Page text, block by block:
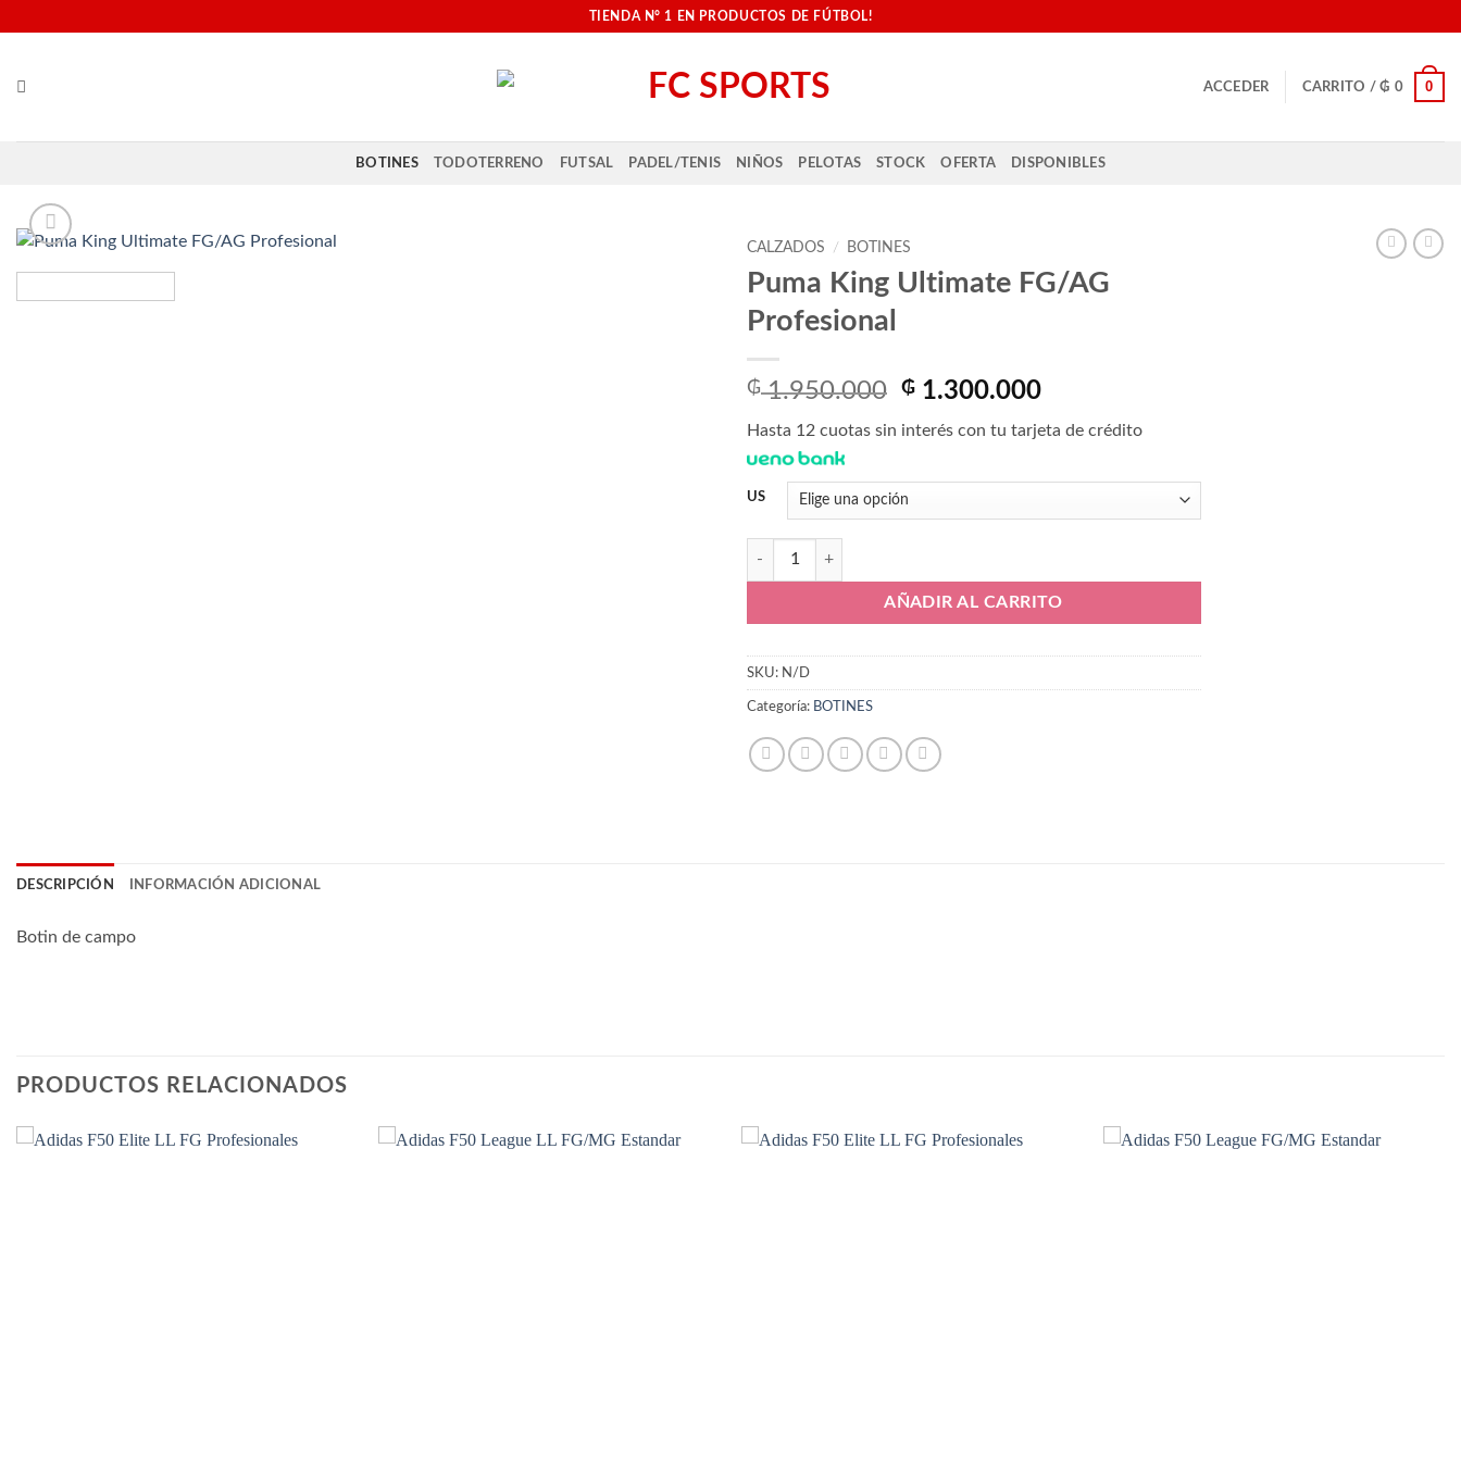
TIENDA N° 1 EN PRODUCTOS DE FÚTBOL!
ACCEDER CARRITO /₲ 0 0
BOTINES TODOTERRENO FUTSAL PADEL/TENIS NIÑOS PELOTAS STOCK OFERTA DISPONIBLES
CALZADOS / BOTINES
Puma King Ultimate FG/AG
Profesional
₲1.950.000 El
original
₲ 1.950.000.
₲ 1.300.000El
actual
₲ 1.300.000.
Hasta 12 cuotas sin interés con tu tarjeta de crédito
US
Puma King Ultimate FG/AG Profesional cantidad
AÑADIR AL CARRITO
SKU: N/D
Categoría: BOTINES
DESCRIPCIÓN INFORMACIÓN ADICIONAL
Botin de campo
PRODUCTOS RELACIONADOS